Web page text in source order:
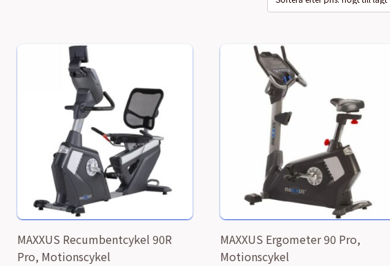
MAXXUS Recumbentcykel 90R
Pro, Motionscykel
MAXXUS Ergometer 90 Pro,
Motionscykel